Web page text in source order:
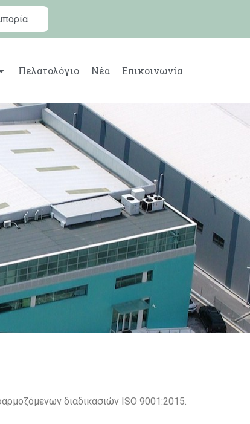
Πελατολόγιο Νέα Επικοινωνία
διαδικασιών ISO 9001:2015.